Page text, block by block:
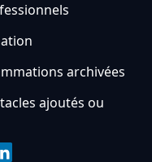
archivées
ajoutés ou